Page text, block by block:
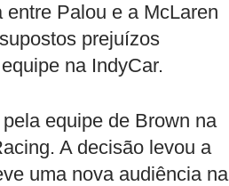
entre Palou e a McLaren
prejuízos
na IndyCar.
equipe de Brown na
A decisão levou a
uma nova audiência na